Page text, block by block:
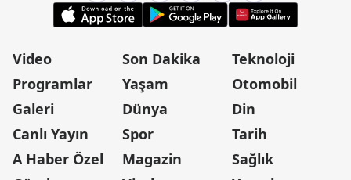
Video
Programlar
Galeri
Canlı Yayın
A Haber Özel
Son Dakika
Yaşam
Dünya
Spor
Magazin
Teknoloji
Otomobil
Din
Tarih
Sağlık